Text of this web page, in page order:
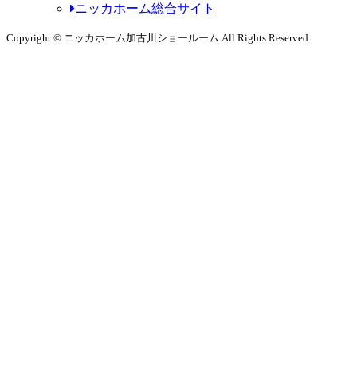
ニッカホーム総合サイト
Copyright © ニッカホーム加古川ショールーム All Rights Reserved.